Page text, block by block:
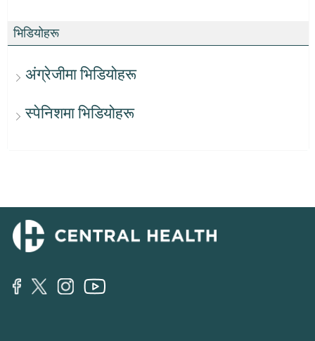
भिडियोहरू
अंग्रेजीमा भिडियोहरू
स्पेनिशमा भिडियोहरू